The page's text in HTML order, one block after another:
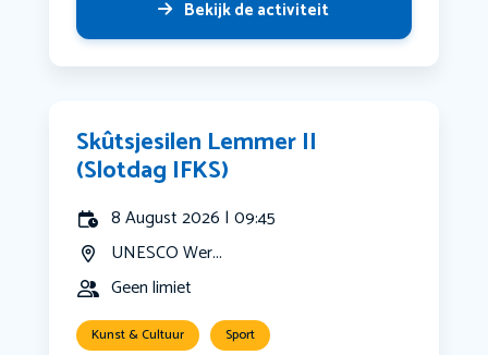
Bekijk de activiteit
Skûtsjesilen Lemmer II
(Slotdag IFKS)
8 August 2026 | 09:45
UNESCO Wer...
Geen limiet
Kunst & Cultuur Sport